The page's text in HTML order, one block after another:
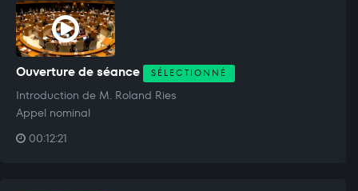
Ouverture de séance SÉLECTIONNÉ
Introduction de M. Roland Ries
Appel nominal
00:12:21